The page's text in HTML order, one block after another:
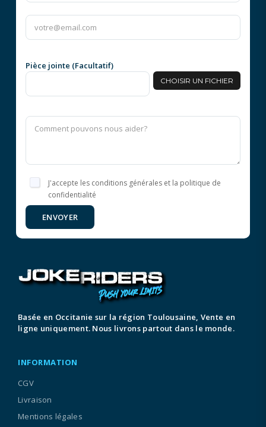
Pièce jointe (Facultatif)
CHOISIR UN FICHIER
J'accepte les conditions générales et la politique de
confidentialité
ENVOYER
Basée en Occitanie sur la région Toulousaine, Vente en
ligne uniquement. Nous livrons partout dans le monde.
INFORMATION
CGV
Livraison
Mentions légales